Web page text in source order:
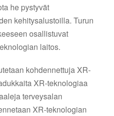
he pystyvät
kehitysalustoilla. Turun
osallistuvat
laitos.
kohdennettuja XR-
XR-teknologiaa
terveysalan
XR-teknologian